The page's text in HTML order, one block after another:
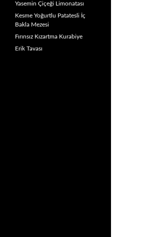
Yasemin Çiçeği Limonatası
Kesme Yoğurtlu Patatesli İç
Bakla Mezesi
Fırınsız Kızartma Kurabiye
Erik Tavası